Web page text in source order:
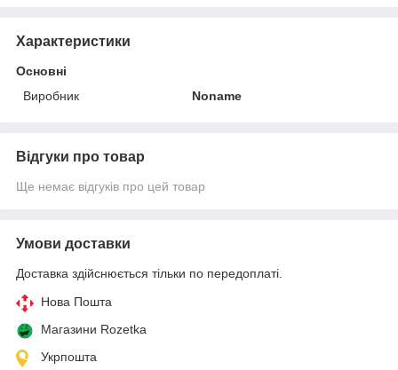
Характеристики
Основні
Виробник
Noname
Відгуки про товар
Ще немає відгуків про цей товар
Умови доставки
Доставка здійснюється тільки по передоплаті.
Нова Пошта
Магазини Rozetka
Укрпошта